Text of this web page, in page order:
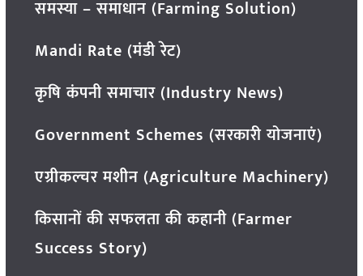
समस्या – समाधान (Farming Solution)
Mandi Rate (मंडी रेट)
कृषि कंपनी समाचार (Industry News)
Government Schemes (सरकारी योजनाएं)
एग्रीकल्चर मशीन (Agriculture Machinery)
किसानों की सफलता की कहानी (Farmer
Success Story)